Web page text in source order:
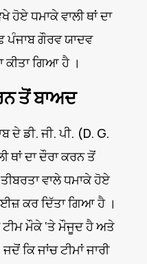
ਧਮਾਕੇ ਵਾਲੀ ਥਾਂ ਦਾ
ਗੌਰਵ ਯਾਦਵ
ਕੀਤਾ ਗਿਆ ਹੈ ।
ਤੋਂ ਬਾਅਦ
ਦੇ ਡੀ. ਜੀ. ਪੀ. (D. G.
ਥਾਂ ਦਾ ਦੌਰਾ ਕਰਨ ਤੋਂ
ਵਾਲੇ ਧਮਾਕੇ ਹੋਏ
ਕਰ ਦਿੱਤਾ ਗਿਆ ਹੈ ।
ਟੀਮ ਮੌਕੇ ‘ਤੇ ਮੌਜੂਦ ਹੈ ਅਤੇ
ਕਿ ਜਾਂਚ ਟੀਮਾਂ ਜਾਰੀ